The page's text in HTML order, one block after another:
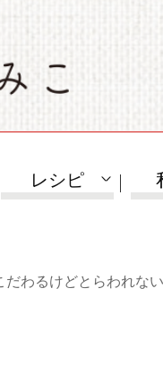
レシピ
だわるけどとらわれな